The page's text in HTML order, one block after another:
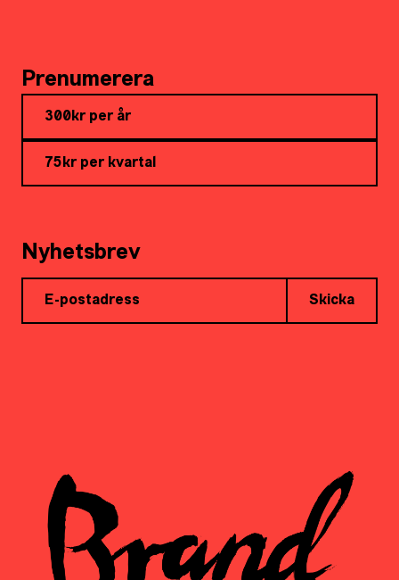
Prenumerera
300kr per år
75kr per kvartal
Nyhetsbrev
Skicka